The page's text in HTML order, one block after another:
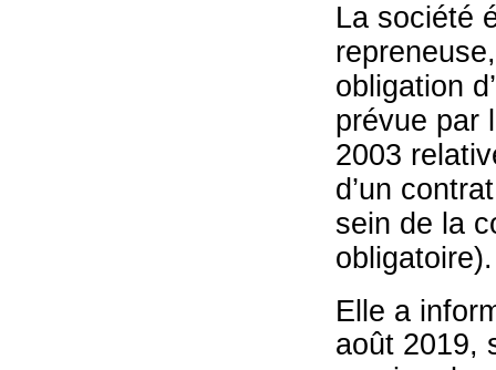
La société
obligation
prévue par
2003
d’un
sein de la
obligatoire).
Elle a
août 2019,